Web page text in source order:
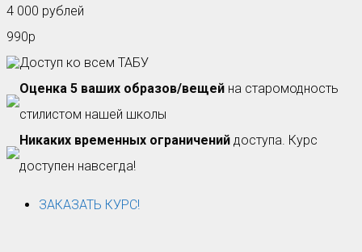
4 000 рублей
990р
Доступ ко всем ТАБУ
Оценка 5 ваших образов/вещей на старомодность
стилистом нашей школы
Никаких временных ограничений доступа. Курс
доступен навсегда!
ЗАКАЗАТЬ КУРС!